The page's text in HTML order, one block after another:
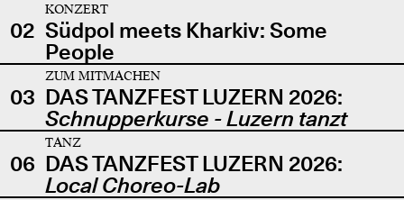
02
KONZERT
Südpol meets Kharkiv: Some
People
03
ZUM MITMACHEN
DAS TANZFEST LUZERN 2026:
Schnupperkurse - Luzern tanzt
06
TANZ
DAS TANZFEST LUZERN 2026:
Local Choreo-Lab